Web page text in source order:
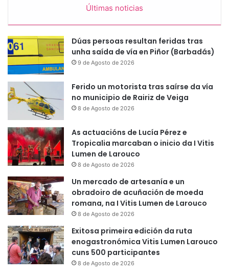
Últimas noticias
Dúas persoas resultan feridas tras
unha saída de vía en Piñor (Barbadás)
9 de Agosto de 2026
Ferido un motorista tras saírse da vía
no municipio de Rairiz de Veiga
8 de Agosto de 2026
As actuacións de Lucía Pérez e
Tropicalia marcaban o inicio da I Vitis
Lumen de Larouco
8 de Agosto de 2026
Un mercado de artesanía e un
obradoiro de acuñación de moeda
romana, na I Vitis Lumen de Larouco
8 de Agosto de 2026
Exitosa primeira edición da ruta
enogastronómica Vitis Lumen Larouco
cuns 500 participantes
8 de Agosto de 2026